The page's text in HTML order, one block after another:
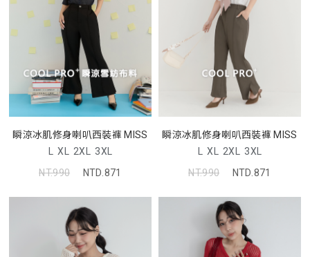
瞬涼冰肌修身喇叭西裝褲 MISS
L XL 2XL 3XL
NT.990
NTD.871
瞬涼冰肌修身喇叭西裝褲 MISS
L XL 2XL 3XL
NT.990
NTD.871